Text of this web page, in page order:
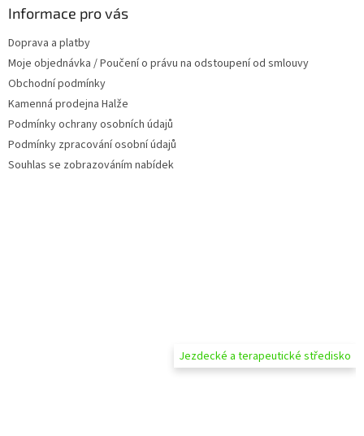
Informace pro vás
Doprava a platby
Moje objednávka / Poučení o právu na odstoupení od smlouvy
Obchodní podmínky
Kamenná prodejna Halže
Podmínky ochrany osobních údajů
Podmínky zpracování osobní údajů
Souhlas se zobrazováním nabídek
Jezdecké a terapeutické středisko